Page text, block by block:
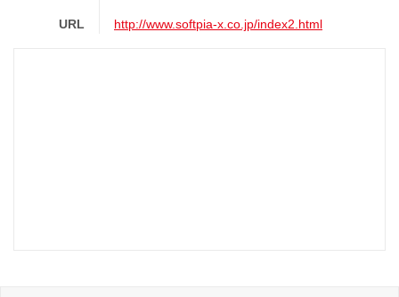
URL http://www.softpia-x.co.jp/index2.html